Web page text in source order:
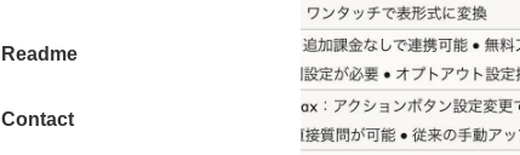
Readme
Contact